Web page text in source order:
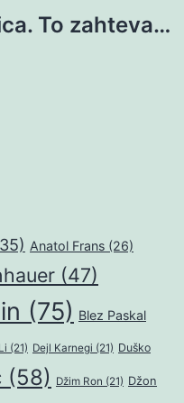
To zahteva…
Anatol Frans (26)
(47)
(75) Blez Paskal
(21) Dejl Karnegi (21) Duško
(58) Džim Ron (21) Džon